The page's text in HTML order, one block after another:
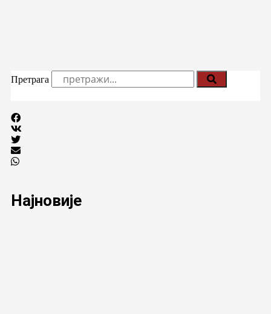
Претрага
Најновије